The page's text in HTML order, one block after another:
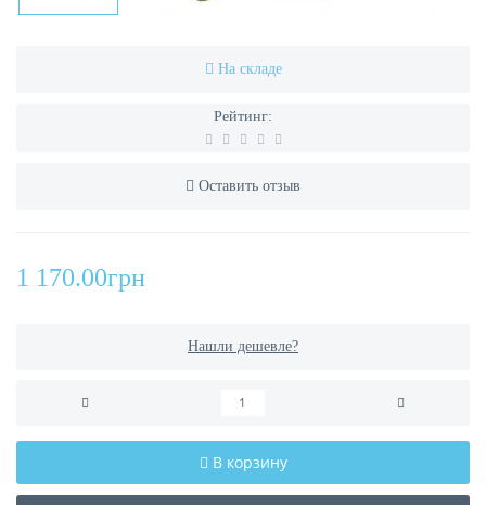
На складе
Рейтинг:
Оставить отзыв
1 170.00грн
Нашли дешевле?
В корзину